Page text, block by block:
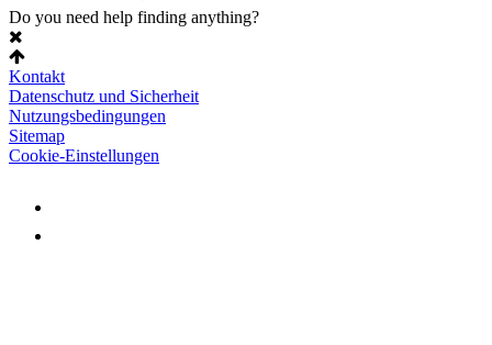
Do you need help finding anything?
Kontakt
Datenschutz und Sicherheit
Nutzungsbedingungen
Sitemap
Cookie-Einstellungen